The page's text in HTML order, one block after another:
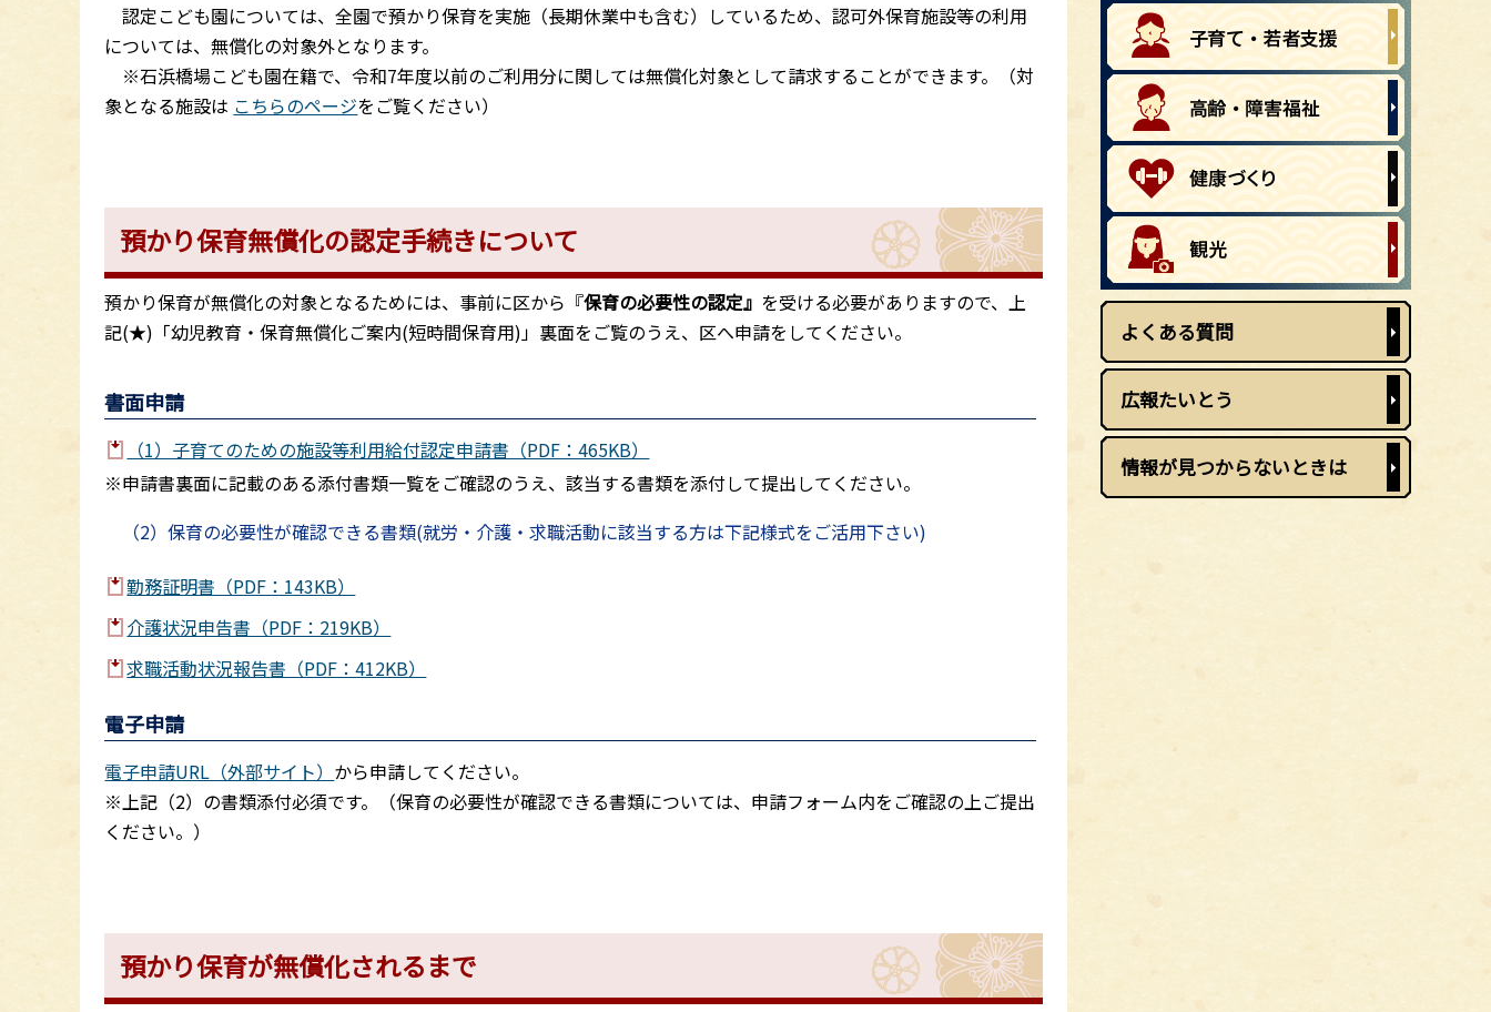
認定こども園については、全園で預かり保育を実施（長期休業中も含む）しているため、認可外保育施設等の利用
については、無償化の対象外となります。
※石浜橋場こども園在籍で、令和7年度以前のご利用分に関しては無償化対象として請求することができます。（対
象となる施設は こちらのページをご覧ください）
預かり保育無償化の認定手続きについて
預かり保育が無償化の対象となるためには、事前に区から『保育の必要性の認定』 を受ける必要がありますので、上
記(★)「幼児教育・保育無償化ご案内(短時間保育用)」裏面をご覧のうえ、区へ申請をしてください。
書面申請
（1）子育てのための施設等利用給付認定申請書（PDF：465KB）
※申請書裏面に記載のある添付書類一覧をご確認のうえ、該当する書類を添付して提出してください。
（2）保育の必要性が確認できる書類(就労・介護・求職活動に該当する方は下記様式をご活用下さい)
勤務証明書（PDF：143KB）
介護状況申告書（PDF：219KB）
求職活動状況報告書（PDF：412KB）
電子申請
電子申請URL（外部サイト） から申請してください。
※上記（2）の書類添付必須です。（保育の必要性が確認できる書類については、申請フォーム内をご確認の上ご提出
ください。）
預かり保育が無償化されるまで
よくある質問
広報たいとう
情報が見つからないときは